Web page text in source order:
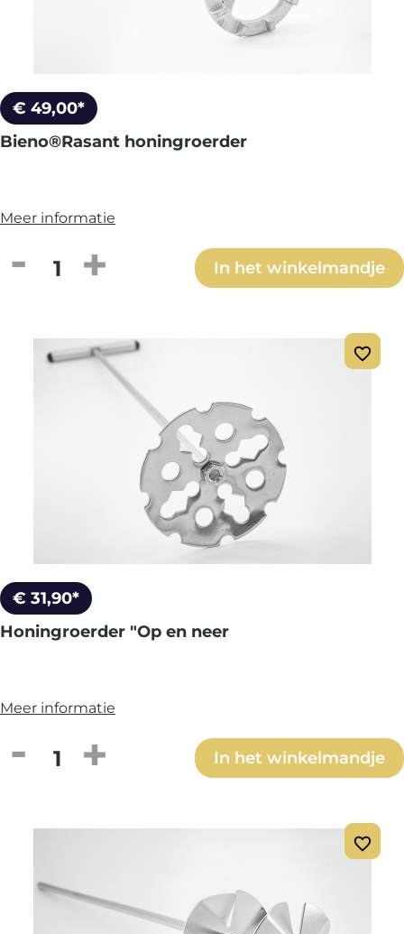
€ 49,00*
Bieno®Rasant honingroerder
Meer informatie
Producthoeveelheid: Voer deIn het winkelmandje
€ 31,90*
Honingroerder "Op en neer
Meer informatie
Producthoeveelheid: Voer deIn het winkelmandje